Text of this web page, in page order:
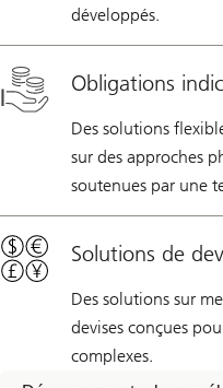
développés.
Obligations
Des solutions
sur des approches
soutenues par une
Solutions de
Des solutions sur
devises conçues
complexes.